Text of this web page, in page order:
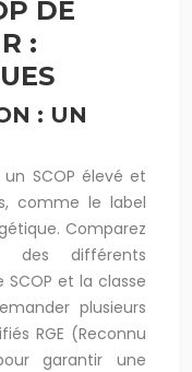
DE
:
: UN
SCOP élevé et
comme le label
Comparez
des différents
et la classe
plusieurs
RGE (Reconnu
garantir une